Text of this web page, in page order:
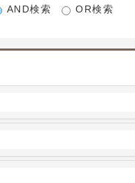
AND検索 OR検索